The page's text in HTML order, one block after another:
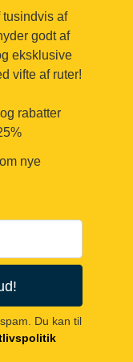
af
godt af
eksklusive
vifte af ruter!
og rabatter
om nye
Du kan til